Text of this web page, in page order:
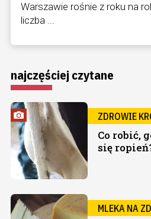
Warszawie rośnie z roku na
liczba ...
najczęściej czytane
ZDROWIE
Co robić,
się
MLEKA NA